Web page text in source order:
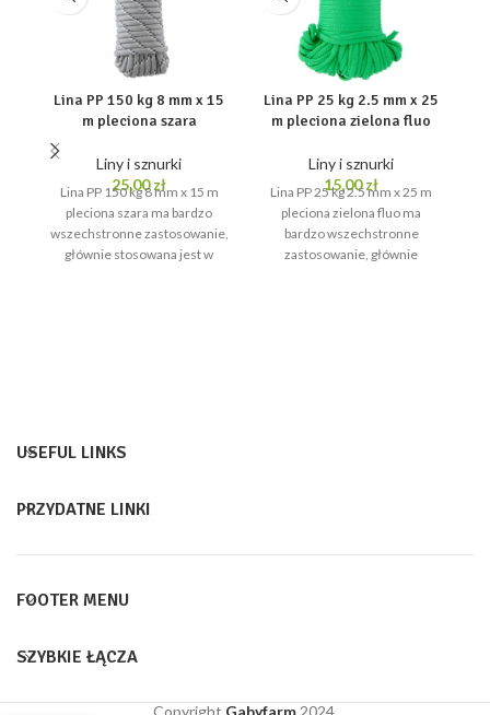
Lina PP 150 kg 8 mm x 15
m pleciona szara
Liny i sznurki
25,00zł
Lina PP 150 kg 8 mm x 15 m
pleciona szara ma bardzo
wszechstronne zastosowanie,
głównie stosowana jest w
Lina PP 25 kg 2.5 mm x 25
m pleciona zielona fluo
Liny i sznurki
15,00zł
Lina PP 25 kg 2.5 mm x 25 m
pleciona zielona fluo ma
bardzo wszechstronne
zastosowanie, głównie
USEFUL LINKS
PRZYDATNE LINKI
FOOTER MENU
SZYBKIE ŁĄCZA
Copyright Gabyfarm 2024.